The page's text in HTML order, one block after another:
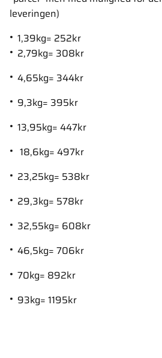
leveringen)
1,39kg= 252kr
2,79kg= 308kr
4,65kg= 344kr
9,3kg= 395kr
13,95kg= 447kr
18,6kg= 497kr
23,25kg= 538kr
29,3kg= 578kr
32,55kg= 608kr
46,5kg= 706kr
70kg= 892kr
93kg= 1195kr